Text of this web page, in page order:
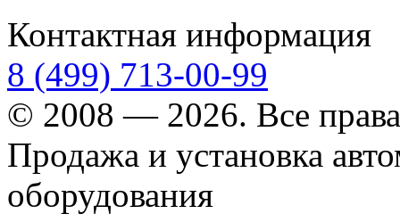
Контактная информация
8 (499) 713-00-99
© 2008 — 2026. Все
Продажа и установка
оборудования